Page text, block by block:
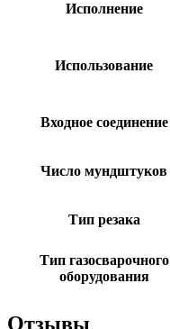
Исполнение
Использование
Входное соединение
Число мундштуков
Тип резака
Тип газосварочного
оборудования
Отзывы